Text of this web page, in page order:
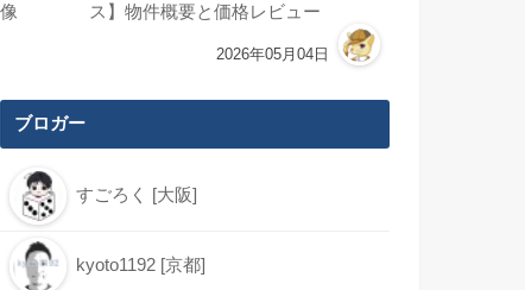
ス】物件概要と価格レビュー
2026年05月04日
ブロガー
すごろく [大阪]
kyoto1192 [京都]